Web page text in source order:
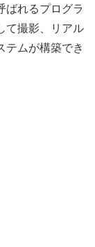
ばれるプログラ
て撮影、リアル
テムが構築でき